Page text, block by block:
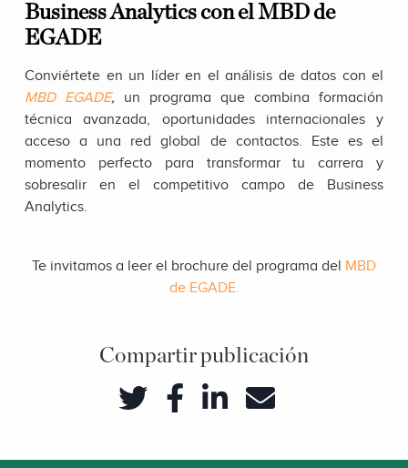
Business Analytics con el MBD de
EGADE
Conviértete en un líder en el análisis de datos con el
MBD EGADE, un programa que combina formación
técnica avanzada, oportunidades internacionales y
acceso a una red global de contactos. Este es el
momento perfecto para transformar tu carrera y
sobresalir en el competitivo campo de Business
Analytics.
Te invitamos a leer el brochure del programa del MBD
de EGADE.
Compartir publicación